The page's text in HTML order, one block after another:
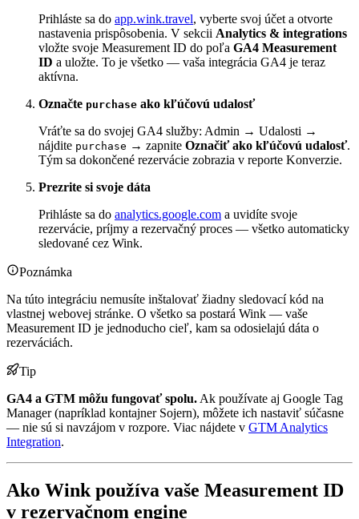
Prihláste sa do app.wink.travel, vyberte svoj účet a otvorte
nastavenia prispôsobenia. V sekcii Analytics & integrations
vložte svoje Measurement ID do poľa GA4 Measurement
ID a uložte. To je všetko — vaša integrácia GA4 je teraz
aktívna.
Označte purchase ako kľúčovú udalosť
Vráťte sa do svojej GA4 služby: Admin → Udalosti →
nájdite purchase → zapnite Označiť ako kľúčovú udalosť.
Tým sa dokončené rezervácie zobrazia v reporte Konverzie.
Prezrite si svoje dáta
Prihláste sa do analytics.google.com a uvidíte svoje
rezervácie, príjmy a rezervačný proces — všetko automaticky
sledované cez Wink.
Poznámka
Na túto integráciu nemusíte inštalovať žiadny sledovací kód na
vlastnej webovej stránke. O všetko sa postará Wink — vaše
Measurement ID je jednoducho cieľ, kam sa odosielajú dáta o
rezerváciách.
Tip
GA4 a GTM môžu fungovať spolu. Ak používate aj Google Tag
Manager (napríklad kontajner Sojern), môžete ich nastaviť súčasne
— nie sú si navzájom v rozpore. Viac nájdete v GTM Analytics
Integration.
Ako Wink používa vaše Measurement ID
v rezervačnom engine